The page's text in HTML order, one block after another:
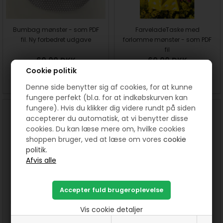
Cookie politik
Denne side benytter sig af cookies, for at kunne
fungere perfekt (bl.a. for at indkøbskurven kan
fungere). Hvis du klikker dig videre rundt på siden
accepterer du automatisk, at vi benytter disse
cookies. Du kan læse mere om, hvilke cookies
shoppen bruger, ved at læse om vorescookie
politik.
Vis cookie detaljer
Bumbag mønster - som PDF
fil. Ny forbedret udgave
60,00DKK
SE MERE
FarveladeTaske med
forlomme mønster - som PDF
fil
60,00DKK
Monterer broderier til en pung
med lynlås og foer - som PDF
SnøreTasken Stort net med
snørelukning og udvendige -
mønster som PDF fil